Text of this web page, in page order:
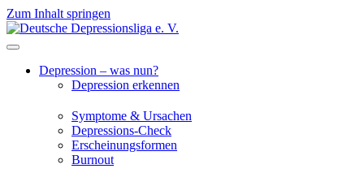
Zum Inhalt springen
Depression – was nun?
Depression erkennen
Symptome & Ursachen
Depressions-Check
Erscheinungsformen
Burnout